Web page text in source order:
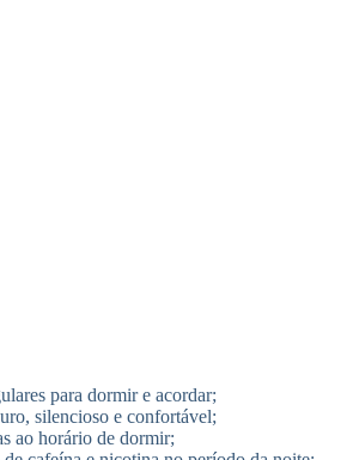
para dormir e acordar;
silencioso e confortável;
ao horário de dormir;